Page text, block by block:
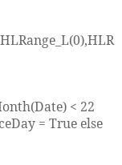
< 22
= True else